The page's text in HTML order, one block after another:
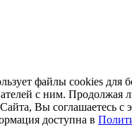
файлы cookies для
с ним. Продолжая
Вы соглашаетесь с
доступна в